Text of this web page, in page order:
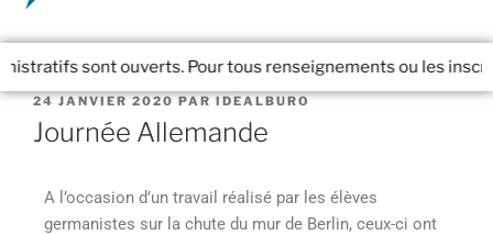
sont ouverts. Pour tous renseignements ou les
24 JANVIER 2020PARIDEALBURO
Journée Allemande
A l’occasion d’un travail réalisé par les élèves
germanistes sur la chute du mur de Berlin, ceux-ci ont